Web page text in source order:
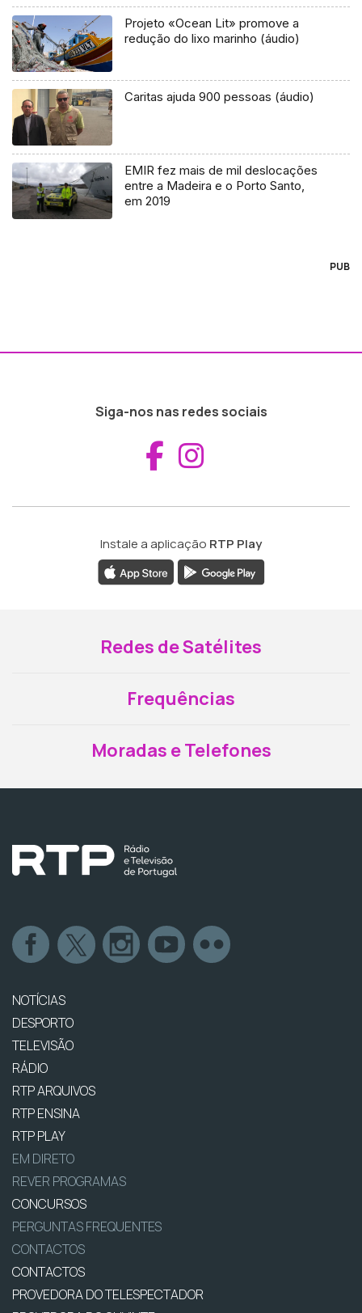
Projeto «Ocean Lit» promove a
redução do lixo marinho (áudio)
Caritas ajuda 900 pessoas (áudio)
EMIR fez mais de mil deslocações
entre a Madeira e o Porto Santo,
em 2019
PUB
Siga-nos nas redes sociais
Aceder ao
Instale a aplicação RTP Play
Redes de Satélites
Frequências
Moradas e Telefones
NOTÍCIAS
DESPORTO
TELEVISÃO
RÁDIO
RTP ARQUIVOS
RTP ENSINA
RTP PLAY
EM DIRETO
REVER PROGRAMAS
CONCURSOS
PERGUNTAS FREQUENTES
CONTACTOS
CONTACTOS
PROVEDORA DO TELESPECTADOR